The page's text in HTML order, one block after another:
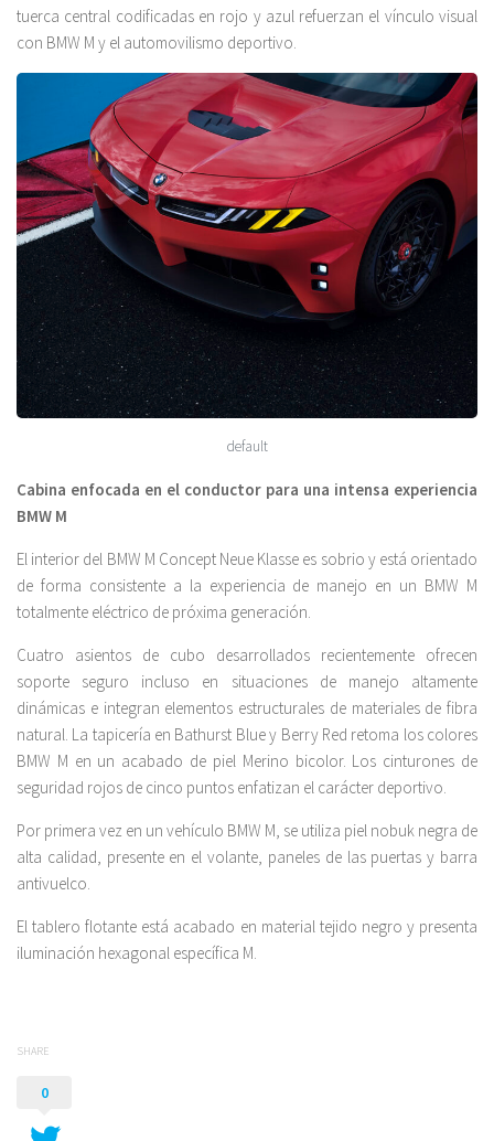
tuerca central codificadas en rojo y azul refuerzan el vínculo visual
con BMW M y el automovilismo deportivo.
default
Cabina enfocada en el conductor para una intensa experiencia
BMW M
El interior del BMW M Concept Neue Klasse es sobrio y está orientado
de forma consistente a la experiencia de manejo en un BMW M
totalmente eléctrico de próxima generación.
Cuatro asientos de cubo desarrollados recientemente ofrecen
soporte seguro incluso en situaciones de manejo altamente
dinámicas e integran elementos estructurales de materiales de fibra
natural. La tapicería en Bathurst Blue y Berry Red retoma los colores
BMW M en un acabado de piel Merino bicolor. Los cinturones de
seguridad rojos de cinco puntos enfatizan el carácter deportivo.
Por primera vez en un vehículo BMW M, se utiliza piel nobuk negra de
alta calidad, presente en el volante, paneles de las puertas y barra
antivuelco.
El tablero flotante está acabado en material tejido negro y presenta
iluminación hexagonal específica M.
SHARE
0